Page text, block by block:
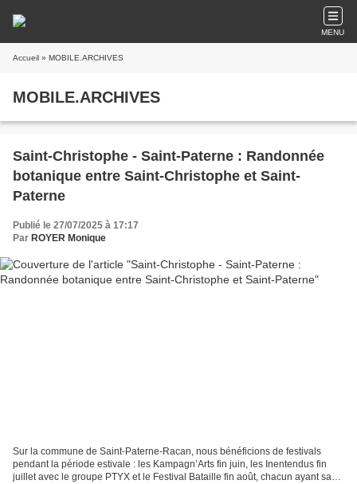
MENU
Accueil » MOBILE.ARCHIVES
MOBILE.ARCHIVES
Saint-Christophe - Saint-Paterne : Randonnée
botanique entre Saint-Christophe et Saint-
Paterne
Publié le 27/07/2025 à 17:17
Par ROYER Monique
Sur la commune de Saint-Paterne-Racan, nous bénéficions de festivals
pendant la période estivale : les Kampagn’Arts fin juin, les Inentendus fin
juillet avec le groupe PTYX et le Festival Bataille fin août, chacun ayant sa